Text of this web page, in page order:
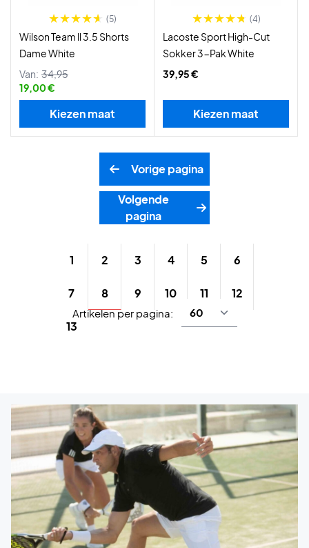
(5)
Wilson Team ll 3.5 Shorts
Dame White
Van: 34,95
19,00 €
Kiezen maat
(4)
Lacoste Sport High-Cut
Sokker 3-Pak White
39,95 €
Kiezen maat
Vorige pagina
Volgende
pagina
1 2 3 4 5 6
7 8 9 10 11 12
13
Artikelen per pagina: